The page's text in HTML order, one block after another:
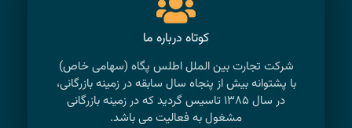
کوتاه درباره ما
شرکت تجارت بین الملل اطلس پگاه (سهامی خاص)
با پشتوانه بیش از پنجاه سال سابقه در زمینه بازرگانی،
در سال ۱۳۸۵ تاسیس گردید که در زمینه بازرگانی
مشغول به فعالیت می باشد.